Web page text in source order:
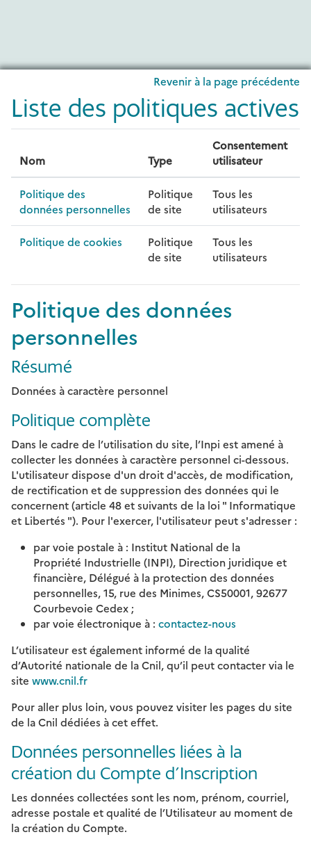
Revenir à la page précédente
Liste des politiques actives
Nom Type
Consentement
utilisateur
Politique des
données personnelles
Politique
de site
Tous les
utilisateurs
Politique de cookies
Politique
de site
Tous les
utilisateurs
Politique des données
personnelles
Résumé
Données à caractère personnel
Politique complète
Dans le cadre de l’utilisation du site, l’Inpi est amené à
collecter les données à caractère personnel ci-dessous.
L'utilisateur dispose d'un droit d'accès, de modification,
de rectification et de suppression des données qui le
concernent (article 48 et suivants de la loi " Informatique
et Libertés "). Pour l'exercer, l'utilisateur peut s'adresser :
par voie postale à : Institut National de la
Propriété Industrielle (INPI), Direction juridique et
financière, Délégué à la protection des données
personnelles, 15, rue des Minimes, CS50001, 92677
Courbevoie Cedex ;
par voie électronique à : contactez-nous
L’utilisateur est également informé de la qualité
d’Autorité nationale de la Cnil, qu’il peut contacter via le
site www.cnil.fr
Pour aller plus loin, vous pouvez visiter les pages du site
de la Cnil dédiées à cet effet.
Données personnelles liées à la
création du Compte d’Inscription
Les données collectées sont les nom, prénom, courriel,
adresse postale et qualité de l’Utilisateur au moment de
la création du Compte.